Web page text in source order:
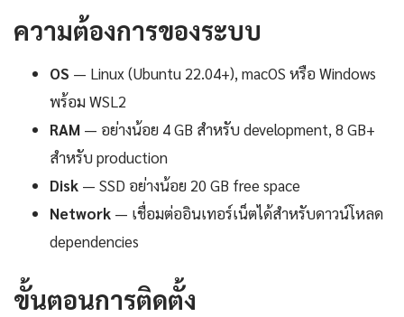
ความต้องการของระบบ
OS — Linux (Ubuntu 22.04+), macOS หรือ Windows
พร้อม WSL2
RAM — อย่างน้อย 4 GB สำหรับ development, 8 GB+
สำหรับ production
Disk — SSD อย่างน้อย 20 GB free space
Network — เชื่อมต่ออินเทอร์เน็ตได้สำหรับดาวน์โหลด
dependencies
ขั้นตอนการติดตั้ง